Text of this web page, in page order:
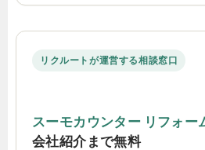
リクルートが運営する相談窓口
スーモカウンター リフォー
会社紹介まで無料